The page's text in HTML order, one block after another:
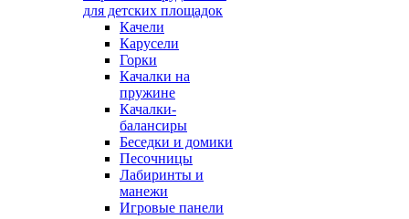
для детских площадок
Качели
Карусели
Горки
Качалки на
пружине
Качалки-
балансиры
Беседки и домики
Песочницы
Лабиринты и
манежи
Игровые панели